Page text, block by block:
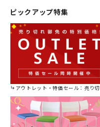
ピックアップ特集
アウトレット・特価セール：売り切れ御免の特別価格！